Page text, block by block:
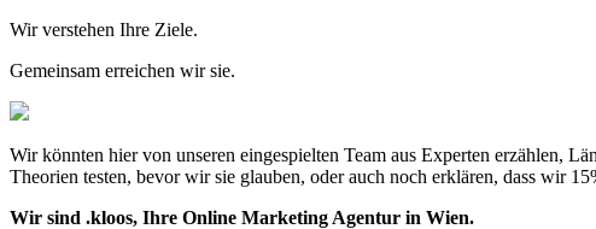
Wir verstehen Ihre Ziele.
Gemeinsam erreichen wir sie.
Wir könnten hier von unseren eingespielten Team aus Experten erzählen,
Theorien testen, bevor wir sie glauben, oder auch noch erklären, dass wir
Wir sind .kloos, Ihre Online Marketing Agentur in Wien.